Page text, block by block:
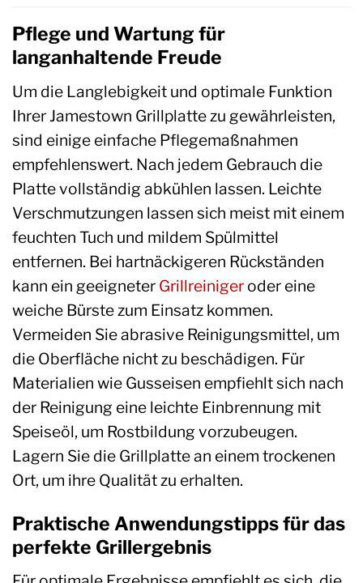
Pflege und Wartung für
langanhaltende Freude
Um die Langlebigkeit und optimale Funktion
Ihrer Jamestown Grillplatte zu gewährleisten,
sind einige einfache Pflegemaßnahmen
empfehlenswert. Nach jedem Gebrauch die
Platte vollständig abkühlen lassen. Leichte
Verschmutzungen lassen sich meist mit einem
feuchten Tuch und mildem Spülmittel
entfernen. Bei hartnäckigeren Rückständen
kann ein geeigneter Grillreiniger oder eine
weiche Bürste zum Einsatz kommen.
Vermeiden Sie abrasive Reinigungsmittel, um
die Oberfläche nicht zu beschädigen. Für
Materialien wie Gusseisen empfiehlt sich nach
der Reinigung eine leichte Einbrennung mit
Speiseöl, um Rostbildung vorzubeugen.
Lagern Sie die Grillplatte an einem trockenen
Ort, um ihre Qualität zu erhalten.
Praktische Anwendungstipps für das
perfekte Grillergebnis